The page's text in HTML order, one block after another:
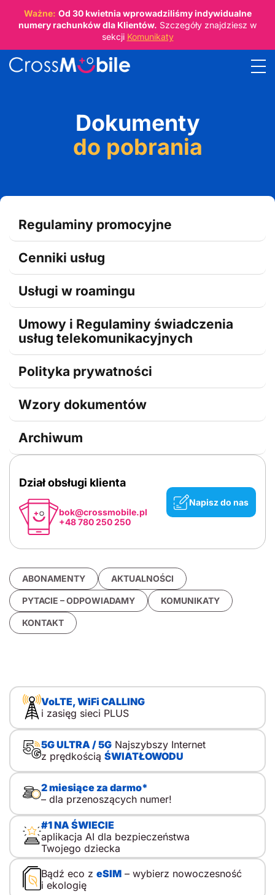
Ważne: Od 30 kwietniawprowadziliśmy indywidualne
numery rachunków dla Klientów. Szczegóły znajdziesz w
sekcji Komunikaty
Dokumenty
do pobrania
Dział obsługi klienta
bok@crossmobile.pl
+48 780 250 250
Napisz do nas
ABONAMENTY AKTUALNOŚCI
PYTACIE – ODPOWIADAMY KOMUNIKATY
KONTAKT
Regulaminy promocyjne
Cenniki usług
Usługi w roamingu
Umowy i Regulaminy świadczenia
usług telekomunikacyjnych
Polityka prywatności
Wzory dokumentów
Archiwum
VoLTE, WiFi CALLING
i zasięg sieci PLUS
5G ULTRA / 5GNajszybszy Internet
z prędkością ŚWIATŁOWODU
2 miesiące za darmo*
– dla przenoszących numer!
#1 NA ŚWIECIE
aplikacja AI dla bezpieczeństwa
Twojego dziecka
Bądź eco z eSIM– wybierz nowoczesność
i ekologię